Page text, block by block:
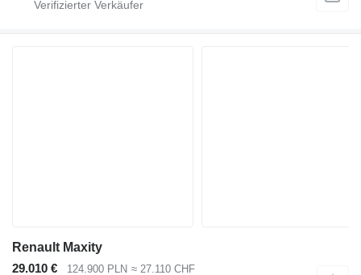
Renault Maxity
29.010 €
124.900 PLN ≈ 27.110 CHF